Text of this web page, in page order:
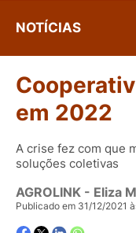
NOTÍCIAS
em 2022
A crise fez com que
soluções coletivas
AGROLINK - Eliza
Publicado em 31/12/2021